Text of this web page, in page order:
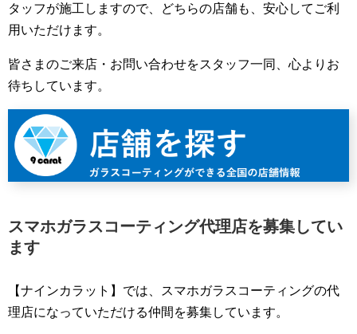
タッフが施工しますので、どちらの店舗も、安心してご利
用いただけます。
皆さまのご来店・お問い合わせをスタッフ一同、心よりお
待ちしています。
スマホガラスコーティング代理店を募集してい
ます
【ナインカラット】では、スマホガラスコーティングの代
理店になっていただける仲間を募集しています。